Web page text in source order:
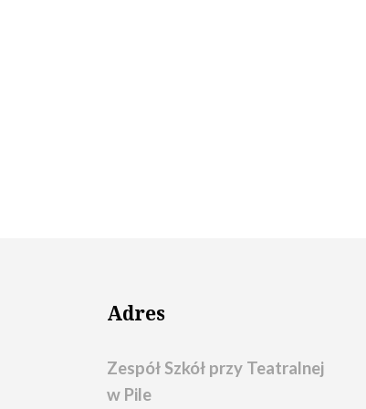
Adres
Zespół Szkół przy Teatralnej
w Pile